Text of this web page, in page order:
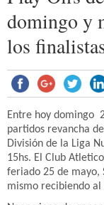
domingo y
los
Entre hoy domingo
partidos revancha
División de la Liga
15hs. El Club
feriado 25 de mayo,
mismo recibiendo al